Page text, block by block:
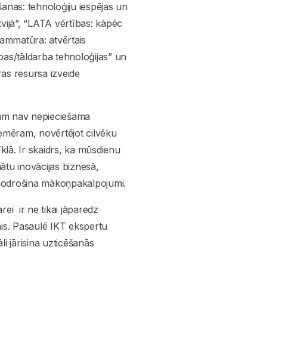
tehnoloģiju iespējas un
“LATA vērtības: kāpēc
atvērtais
tāldarba tehnoloģijas” un
resursa izveide
nav nepieciešama
novērtējot cilvēku
Ir skaidrs, ka mūsdienu
inovācijas biznesā,
mākoņpakalpojumi.
ir ne tikai jāparedz
Pasaulē IKT ekspertu
jārisina uzticēšanās